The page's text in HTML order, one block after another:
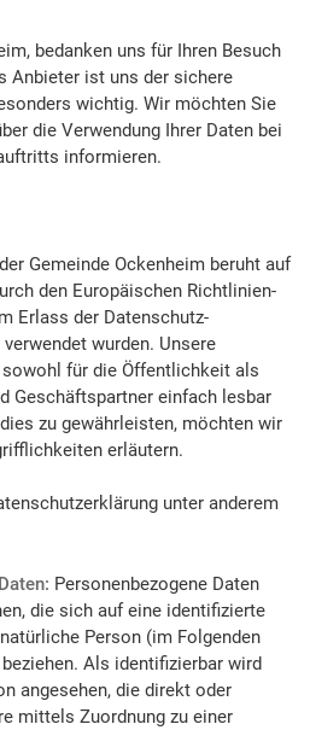
bedanken uns für Ihren Besuch
Anbieter ist uns der sichere
wichtig. Wir möchten Sie
die Verwendung Ihrer Daten bei
informieren.
Gemeinde Ockenheim beruht auf
den Europäischen Richtlinien-
Erlass der Datenschutz-
verwendet wurden. Unsere
für die Öffentlichkeit als
Geschäftspartner einfach lesbar
zu gewährleisten, möchten wir
erläutern.
unter anderem
Personenbezogene Daten
die sich auf eine identifizierte
Person (im Folgenden
beziehen. Als identifizierbar wird
angesehen, die direkt oder
mittels Zuordnung zu einer